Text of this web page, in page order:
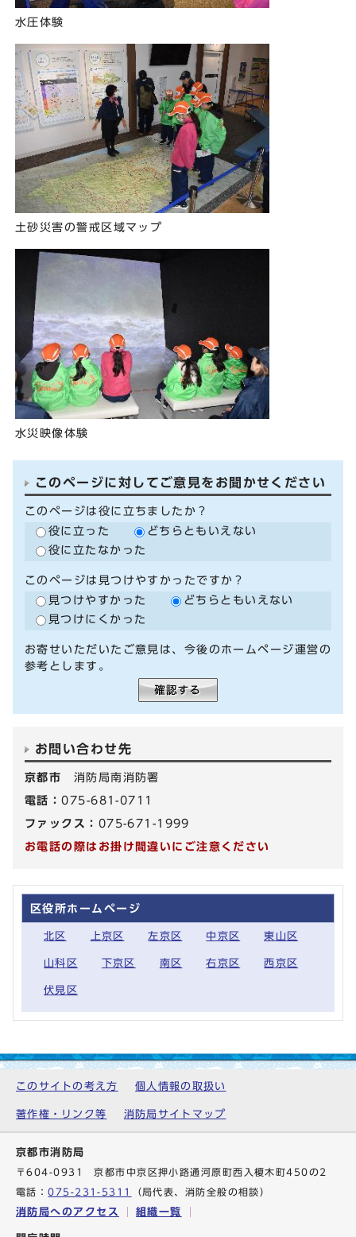
水圧体験
土砂災害の警戒区域マップ
水災映像体験
このページに対してご意見をお聞かせください
このページは役に立ちましたか？
役に立った
どちらともいえない
役に立たなかった
このページは見つけやすかったですか？
見つけやすかった
どちらともいえない
見つけにくかった
お寄せいただいたご意見は、今後のホームページ運営の
参考とします。
お問い合わせ先
京都市 消防局南消防署
電話：075-681-0711
ファックス： 075-671-1999
お電話の際はお掛け間違いにご注意ください
区役所ホームページ
北区 上京区 左京区 中京区 東山区
山科区 下京区 南区 右京区 西京区
伏見区
このサイトの考え方 個人情報の取扱い
著作権・リンク等 消防局サイトマップ
京都市消防局
〒604-0931 京都市中京区押小路通河原町西入榎木町450の2
電話：075-231-5311 （局代表、消防全般の相談）
消防局へのアクセス 組織一覧